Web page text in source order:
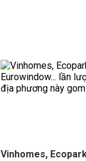
Vinhomes,